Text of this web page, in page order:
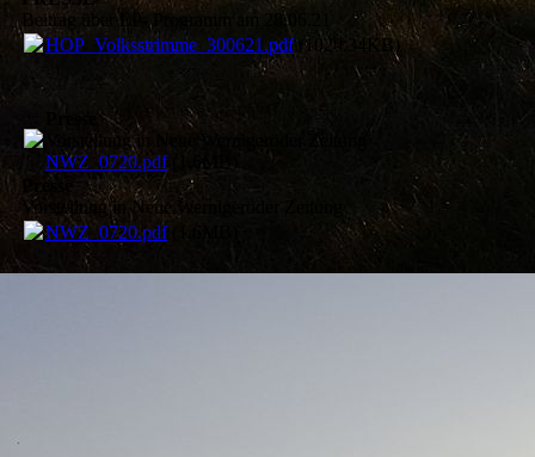
Beitrag über EP- Programm am 28.06.21
HOP_Volksstrimme_300621.pdf(1020.34KB)
Vorstellung in Neue Wernigeröder Zeitung
NWZ_0720.pdf(1.6MB)
Presse
Vorstellung in Neue Wernigeröder Zeitung
NWZ_0720.pdf(1.6MB)